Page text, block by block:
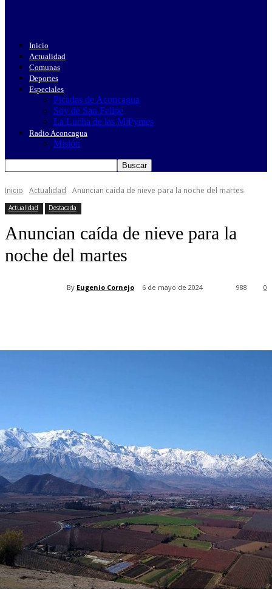
Inicio
Actualidad
Comunas
Deportes
Especiales
Picadas de Aconcagua
Soy de San Felipe
La Lucha de las MiPymes
Radio Aconcagua
Misión
Inicio Actualidad Anuncian caída de nieve para la noche del martes
Actualidad Destacada
Anuncian caída de nieve para la
noche del martes
By Eugenio Cornejo 6 de mayo de 2024 0
988